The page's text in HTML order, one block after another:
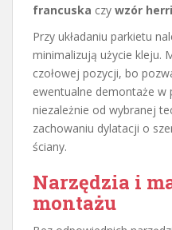
francuska czy wzór
Przy układaniu parkietu
minimalizują użycie kleju.
czołowej pozycji, bo
ewentualne demontaże w
niezależnie od wybranej
zachowaniu dylatacji o
ściany.
Narzędzia i
montażu